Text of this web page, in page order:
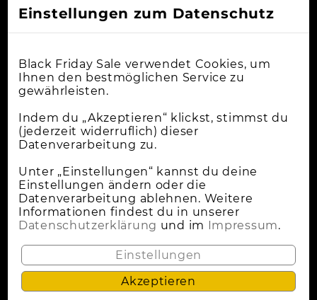
Online-Shops
Apple Deals
Cybermonday
News
Wann Ist Black Friday?
Impressum
Einstellungen zum Datenschutz
Black Friday Sale verwendet Cookies, um
Ihnen den bestmöglichen Service zu
gewährleisten.
Indem du „Akzeptieren“ klickst, stimmst du
(jederzeit widerruflich) dieser
Datenverarbeitung zu.
Unter „Einstellungen“ kannst du deine
Einstellungen ändern oder die
Datenverarbeitung ablehnen. Weitere
Informationen findest du in unserer
Datenschutzerklärung und im Impressum.
Einstellungen
Akzeptieren